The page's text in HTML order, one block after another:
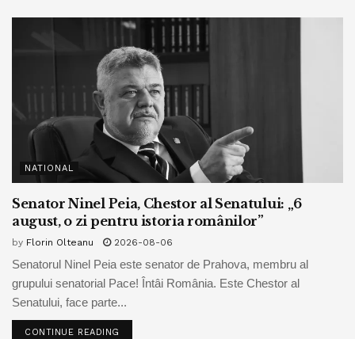
NATIONAL
Senator Ninel Peia, Chestor al Senatului: „6
august, o zi pentru istoria românilor”
by Florin Olteanu 2026-08-06
Senatorul Ninel Peia este senator de Prahova, membru al
grupului senatorial Pace! Întâi România. Este Chestor al
Senatului, face parte...
CONTINUE READING